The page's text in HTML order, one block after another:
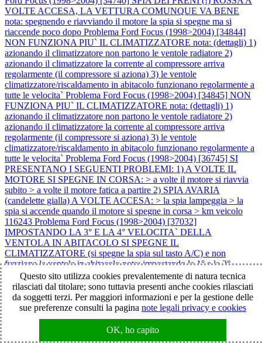
VOLTE ACCESA, LA VETTURA COMUNQUE VA BENE
nota: spegnendo e riavviando il motore la spia si spegne ma si
riaccende poco dopo Problema Ford Focus (1998>2004) [34844]
NON FUNZIONA PIU` IL CLIMATIZZATORE nota: (dettagli) 1)
azionando il climatizzatore non partono le ventole radiatore 2)
azionando il climatizzatore la corrente al compressore arriva
regolarmente (il compressore si aziona) 3) le ventole
climatizzatore/riscaldamento in abitacolo funzionano regolarmente a
tutte le velocita` Problema Ford Focus (1998>2004) [34845] NON
FUNZIONA PIU` IL CLIMATIZZATORE nota: (dettagli) 1)
azionando il climatizzatore non partono le ventole radiatore 2)
azionando il climatizzatore la corrente al compressore arriva
regolarmente (il compressore si aziona) 3) le ventole
climatizzatore/riscaldamento in abitacolo funzionano regolarmente a
tutte le velocita` Problema Ford Focus (1998>2004) [36745] SI
PRESENTANO I SEGUENTI PROBLEMI: 1) A VOLTE IL
MOTORE SI SPEGNE IN CORSA: > a volte il motore si riavvia
subito > a volte il motore fatica a partire 2) SPIA AVARIA
(candelette gialla) A VOLTE ACCESA: > la spia lampeggia > la
spia si accende quando il motore si spegne in corsa > km veicolo
116243 Problema Ford Focus (1998>2004) [37032]
IMPOSTANDO LA 3° E LA 4° VELOCITA` DELLA
VENTOLA IN ABITACOLO SI SPEGNE IL
CLIMATIZZATORE (si spegne la spia sul tasto A/C) e non
funziona la ventola in abitacolo nota: impostando la 1° e la 2°
velocità della ventola in abitacolo > il climatizzatore funziona >
rimane il led acceso sul tasto A/C > la ventola in abitacolo funziona
Problema Ford Focus (1998>2004) [37226] SI PRESENTANO I
SEGUENTI PROBLEMI:1) SPIA AVARIA (abs / gialla)
ACCESA:> accesa in modo permanente3) DETTAGLI: § > la
vettura comunque va bene4) FATTO COME SEGUE SENZA
Questo sito utilizza cookies prevalentemente di natura tecnica
rilasciati dal titolare; sono tuttavia presenti anche cookies rilasciati
da soggetti terzi. Per maggiori informazioni e per la gestione delle
sue preferenze consulti la pagina note legali privacy e cookies
OK, ho capito